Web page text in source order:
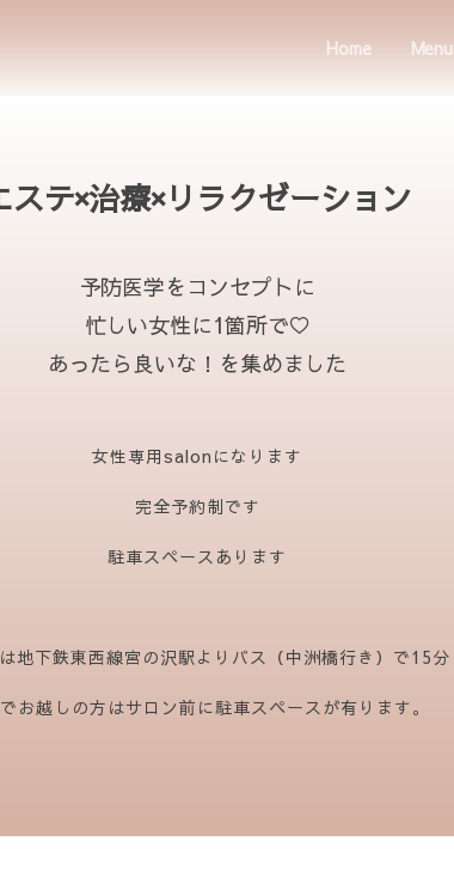
Home Menu
ステ×治療×リラクゼーション
予防医学をコンセプトに
忙しい女性に1箇所で♡
あったら良いな！を集めました
女性専用salonになります
完全予約制です
駐車スペースあります
地下鉄東西線宮の沢駅よりバス（中洲橋行き）で15分
お越しの方はサロン前に駐車スペースが有ります。